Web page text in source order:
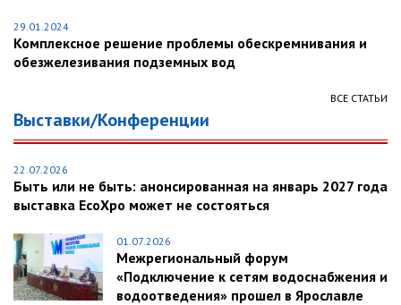
29.01.2024
Комплексное решение проблемы обескремнивания и
обезжелезивания подземных вод
ВСЕ СТАТЬИ
Выставки/Конференции
22.07.2026
Быть или не быть: анонсированная на январь 2027 года
выставка EcoXpo может не состояться
01.07.2026
Межрегиональный форум
«Подключение к сетям водоснабжения и
водоотведения» прошел в Ярославле